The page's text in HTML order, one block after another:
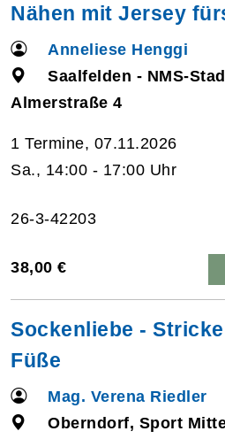
Nähen mit Jersey
Anneliese Henggi
Saalfelden - NMS-
Almerstraße 4
1 Termine, 07.11.2026
Sa., 14:00 - 17:00 Uhr
26-3-42203
38,00 €
Sockenliebe -
Füße
Mag. Verena Riedler
Oberndorf, Sport